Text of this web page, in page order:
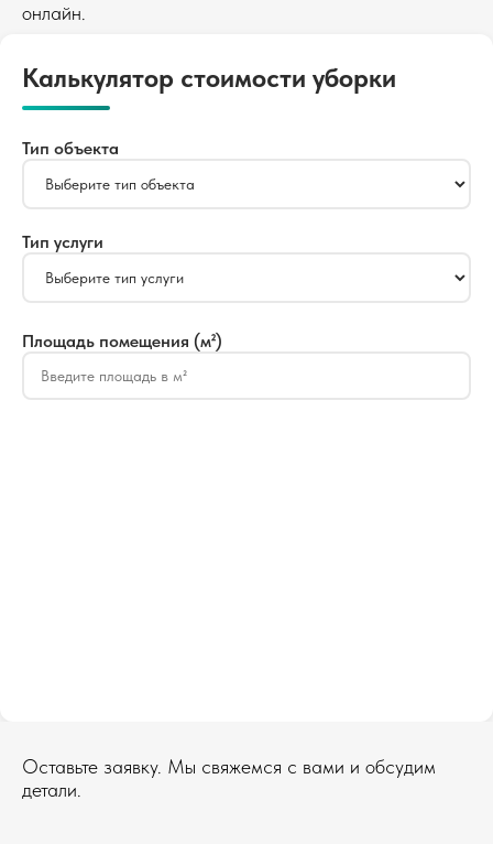
онлайн.
Калькулятор стоимости уборки
Тип объекта
Тип услуги
Площадь помещения (м²)
Оставьте заявку. Мы свяжемся с вами и обсудим
детали.